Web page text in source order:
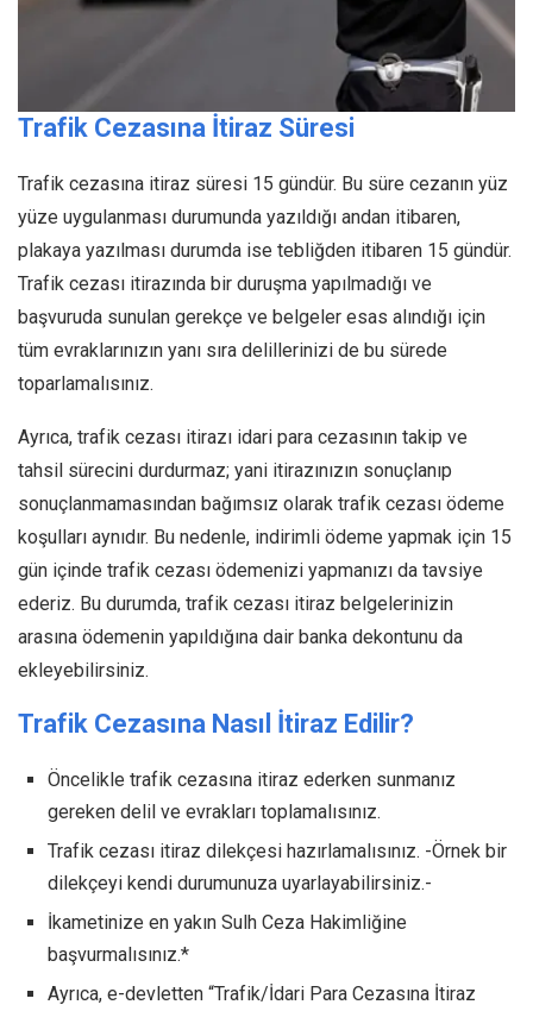
Trafik Cezasına İtiraz Süresi
Trafik cezasına itiraz süresi 15 gündür. Bu süre cezanın yüz
yüze uygulanması durumunda yazıldığı andan itibaren,
plakaya yazılması durumda ise tebliğden itibaren 15 gündür.
Trafik cezası itirazında bir duruşma yapılmadığı ve
başvuruda sunulan gerekçe ve belgeler esas alındığı için
tüm evraklarınızın yanı sıra delillerinizi de bu sürede
toparlamalısınız.
Ayrıca, trafik cezası itirazı idari para cezasının takip ve
tahsil sürecini durdurmaz; yani itirazınızın sonuçlanıp
sonuçlanmamasından bağımsız olarak trafik cezası ödeme
koşulları aynıdır. Bu nedenle, indirimli ödeme yapmak için 15
gün içinde trafik cezası ödemenizi yapmanızı da tavsiye
ederiz. Bu durumda, trafik cezası itiraz belgelerinizin
arasına ödemenin yapıldığına dair banka dekontunu da
ekleyebilirsiniz.
Trafik Cezasına Nasıl İtiraz Edilir?
Öncelikle trafik cezasına itiraz ederken sunmanız
gereken delil ve evrakları toplamalısınız.
Trafik cezası itiraz dilekçesi hazırlamalısınız. -Örnek bir
dilekçeyi kendi durumunuza uyarlayabilirsiniz.-
İkametinize en yakın Sulh Ceza Hakimliğine
başvurmalısınız.*
Ayrıca, e-devletten “Trafik/İdari Para Cezasına İtiraz